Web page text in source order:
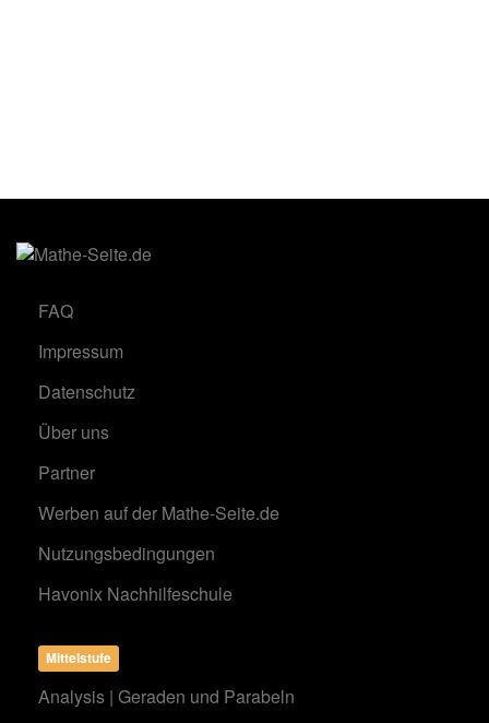
FAQ
Impressum
Datenschutz
Über uns
Partner
Werben auf der Mathe-Seite.de
Nutzungsbedingungen
Havonix Nachhilfeschule
Mittelstufe
Analysis | Geraden und Parabeln